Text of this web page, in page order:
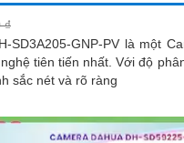
₫
SD3A205-GNP-PV là một
nhất. Với độ phân giải 2MP,
sắc nét và rõ ràng